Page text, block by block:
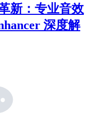
新：专业音效
深度解